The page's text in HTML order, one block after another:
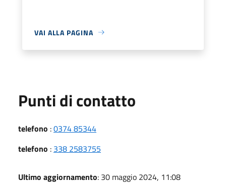
VAI ALLA PAGINA
Punti di contatto
telefono :0374 85344
telefono : 338 2583755
Ultimo aggiornamento: 30 maggio 2024, 11:08